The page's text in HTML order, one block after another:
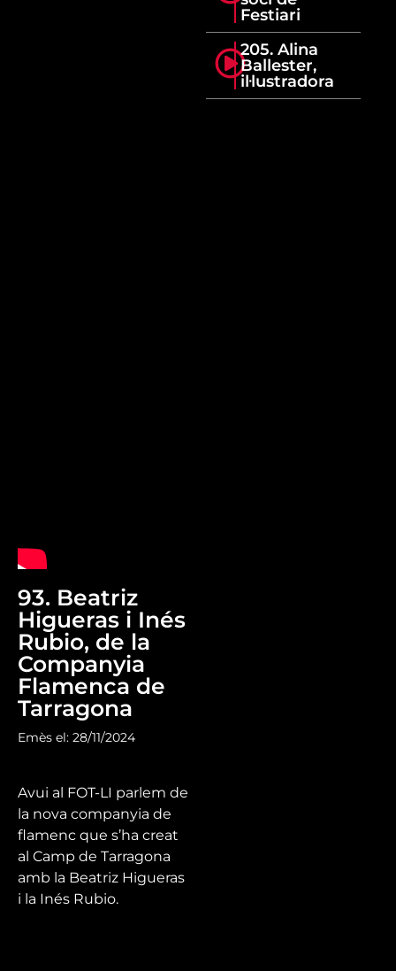
93. Beatriz
Higueras i Inés
Rubio, de la
Companyia
Flamenca de
Tarragona
Emès el: 28/11/2024
Avui al FOT-LI parlem de
la nova companyia de
flamenc que s’ha creat
al Camp de Tarragona
amb la Beatriz Higueras
i la Inés Rubio.
Festiari
205. Alina
Ballester,
il·lustradora